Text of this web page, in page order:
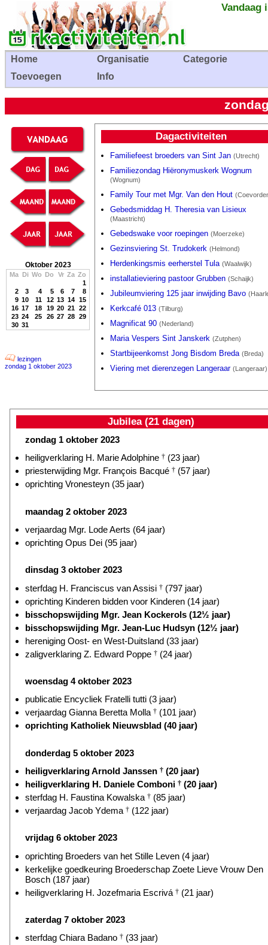
Vandaag
Home Organisatie
Categorie
Toevoegen
Info
Oktober 2023
Ma Di Wo Do Vr Za Zo
1
2
3 4 5 6 7
8
9 10 11 12 13 14 15
16 17 18 19 20 21 22
23 24 25 26 27 28 29
30 31
lezingen
zondag 1 oktober 2023
Dagactiviteiten
Familiefeest broeders van Sint Jan (Utrecht)
Familiezondag Hiëronymuskerk Wognum
(Wognum)
Family Tour met Mgr. Van den Hout
Gebedsmiddag H. Theresia van Lisieux
(Maastricht)
Gebedswake voor roepingen (Moerzeke)
Gezinsviering St. Trudokerk (Helmond)
Herdenkingsmis eerherstel Tula (Waalwijk)
installatieviering pastoor Grubben (Schaijk)
Jubileumviering 125 jaar inwijding Bavo
Kerkcafé 013 (Tilburg)
Magnificat 90 (Nederland)
Maria Vespers Sint Janskerk (Zutphen)
Startbijeenkomst Jong Bisdom Breda (Breda)
Viering met dierenzegen Langeraar (Langeraar)
Jubilea (21 dagen)
zondag 1 oktober 2023
heiligverklaring H. Marie Adolphine † (23 jaar)
priesterwijding Mgr. François Bacqué † (57 jaar)
oprichting Vronesteyn (35 jaar)
maandag 2 oktober 2023
verjaardag Mgr. Lode Aerts (64 jaar)
oprichting Opus Dei (95 jaar)
dinsdag 3 oktober 2023
sterfdag H. Franciscus van Assisi † (797 jaar)
oprichting Kinderen bidden voor Kinderen (14 jaar)
bisschopswijding Mgr. Jean Kockerols (12½ jaar)
bisschopswijding Mgr. Jean-Luc Hudsyn (12½ jaar)
hereniging Oost- en West-Duitsland (33 jaar)
zaligverklaring Z. Edward Poppe † (24 jaar)
woensdag 4 oktober 2023
publicatie Encycliek Fratelli tutti (3 jaar)
verjaardag Gianna Beretta Molla † (101 jaar)
oprichting Katholiek Nieuwsblad (40 jaar)
donderdag 5 oktober 2023
heiligverklaring Arnold Janssen † (20 jaar)
heiligverklaring H. Daniele Comboni † (20 jaar)
sterfdag H. Faustina Kowalska † (85 jaar)
verjaardag Jacob Ydema † (122 jaar)
vrijdag 6 oktober 2023
oprichting Broeders van het Stille Leven (4 jaar)
kerkelijke goedkeuring Broederschap Zoete Lieve Vrouw Den
Bosch (187 jaar)
heiligverklaring H. Jozefmaria Escrivá † (21 jaar)
zaterdag 7 oktober 2023
sterfdag Chiara Badano † (33 jaar)